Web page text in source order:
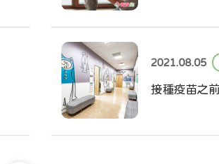
2021.08.05
接種疫苗之